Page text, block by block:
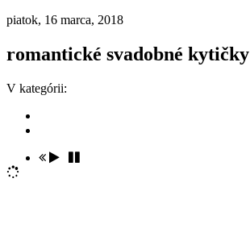
piatok, 16 marca, 2018
romantické svadobné kytičky
V kategórii: